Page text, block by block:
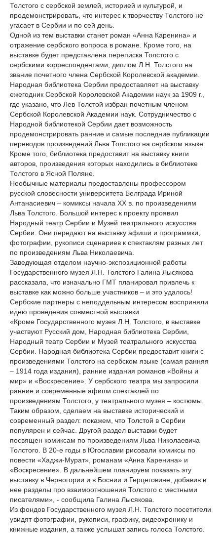
Толстого с сербской землей, историей и культурой, и
продемонстрировать, что интерес к творчеству Толстого не
угасает в Сербии и по сей день.
Одной из тем выставки станет роман «Анна Каренина» и
отражение сербского вопроса в романе. Кроме того, на
выставке будет представлена переписка Толстого с
сербскими корреспондентами, диплом Л.Н. Толстого на
звание почетного члена Сербской Королевской академии.
Народная библиотека Сербии предоставляет на выставку
ежегодник Сербской Королевской Академии наук за 1909 г.,
где указано, что Лев Толстой избран почетным членом
Сербской Королевской Академии наук. Сотрудничество с
Народной библиотекой Сербии дает возможность
продемонстрировать ранние и самые последние публикации
переводов произведений Льва Толстого на сербском языке.
Кроме того, библиотека предоставит на выставку книги
авторов, произведения которых находились в библиотеке
Толстого в Ясной Поляне.
Необычные материалы предоставлены профессором
русской словесности университета Белграда Ириной
Антанасиевич – комиксы начала XX в. по произведениям
Льва Толстого. Большой интерес к проекту проявил
Народный театр Сербии и Музей театрального искусства
Сербии. Они передают на выставку афиши и программки,
фотографии, рукописи сценариев к спектаклям разных лет
по произведениям Льва Николаевича.
Заведующая отделом научно-экспозиционной работы
Государственного музея Л.Н. Толстого Галина Лысякова
рассказала, что изначально ГМТ планировал привлечь к
выставке как можно больше участников – и это удалось!
Сербские партнеры с неподдельным интересом восприняли
идею проведения совместной выставки.
«Кроме Государственного музея Л.Н. Толстого, в выставке
участвуют Русский дом, Народная библиотека Сербии,
Народный театр Сербии и Музей театрального искусства
Сербии. Народная библиотека Сербии предоставит книги с
произведениями Толстого на сербском языке (самая ранняя
– 1914 года издания), ранние издания романов «Войны и
мир» и «Воскресение». У сербского театра мы запросили
ранние и современные афиши спектаклей по
произведениям Толстого, у театрального музея – костюмы.
Таким образом, сделаем на выставке исторический и
современный раздел: покажем, что Толстой в Сербии
популярен и сейчас. Другой раздел выставки будет
посвящен комиксам по произведениям Льва Николаевича
Толстого. В 20-е годы в Югославии рисовали комиксы по
повести «Хаджи-Мурат», романам «Анна Каренина» и
«Воскресение». В дальнейшем планируем показать эту
выставку в Черногории и в Боснии и Герцеговине, добавив в
нее разделы про взаимоотношения Толстого с местными
писателями», - сообщила Галина Лысякова.
Из фондов Государственного музея Л.Н. Толстого посетители
увидят фотографии, рукописи, графику, видеохронику и
книжные издания, а также услышат запись голоса Толстого.